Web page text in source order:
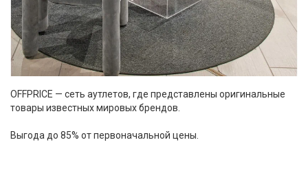
OFFPRICE — сеть аутлетов, где представлены оригинальные
товары известных мировых брендов.
Выгода до 85% от первоначальной цены.